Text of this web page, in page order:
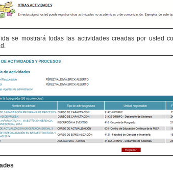
se mostrará todas las actividades creadas por usted